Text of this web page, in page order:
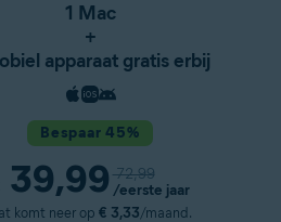
1 Mac
+
apparaat gratis erbij
Bespaar 45%
39,99 72,99
/eerste jaar
komt neer op € 3,33/maand.